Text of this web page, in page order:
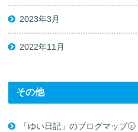
2023年3月
2022年11月
その他
「ゆい日記」のブログマップ🌝